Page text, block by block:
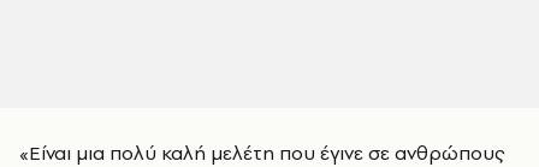
«Είναι μια πολύ καλή μελέτη που έγινε σε ανθρώπους